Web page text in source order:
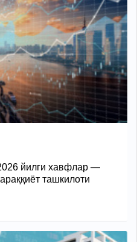
йилги хавфлар —
ташкилоти